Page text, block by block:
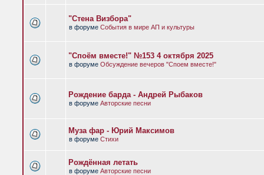
"Стена Визбора"
в форуме События в мире АП и культуры
"Споём вместе!" №153 4 октября 2025
в форуме Обсуждение вечеров "Споем вместе!"
Рождение барда - Андрей Рыбаков
в форуме Авторские песни
Муза фар - Юрий Максимов
в форуме Стихи
Рождённая летать
в форуме Авторские песни